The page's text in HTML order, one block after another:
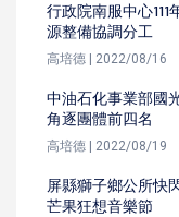
行政院南服中心
源整備協調分工
高培德 | 2022/08/16
中油石化事業部國
角逐團體前四名
高培德 | 2022/08/19
屏縣獅子鄉公所快
芒果狂想音樂節